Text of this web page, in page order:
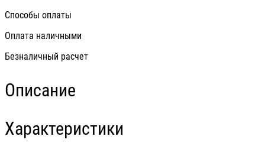
Способы оплаты
Оплата наличными
Безналичный расчет
Описание
Характеристики